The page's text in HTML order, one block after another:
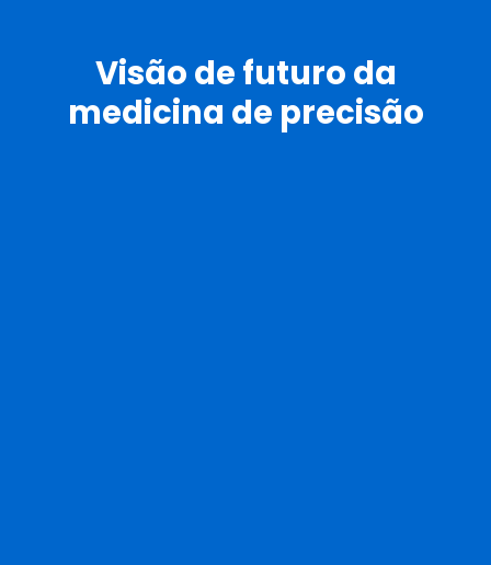
Visão de futuro da
medicina de precisão